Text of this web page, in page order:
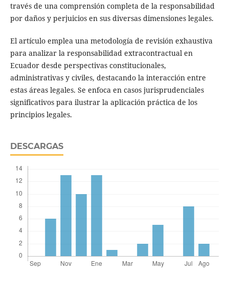
través de una comprensión completa de la responsabilidad
por daños y perjuicios en sus diversas dimensiones legales.
El artículo emplea una metodología de revisión exhaustiva
para analizar la responsabilidad extracontractual en
Ecuador desde perspectivas constitucionales,
administrativas y civiles, destacando la interacción entre
estas áreas legales. Se enfoca en casos jurisprudenciales
significativos para ilustrar la aplicación práctica de los
principios legales.
DESCARGAS